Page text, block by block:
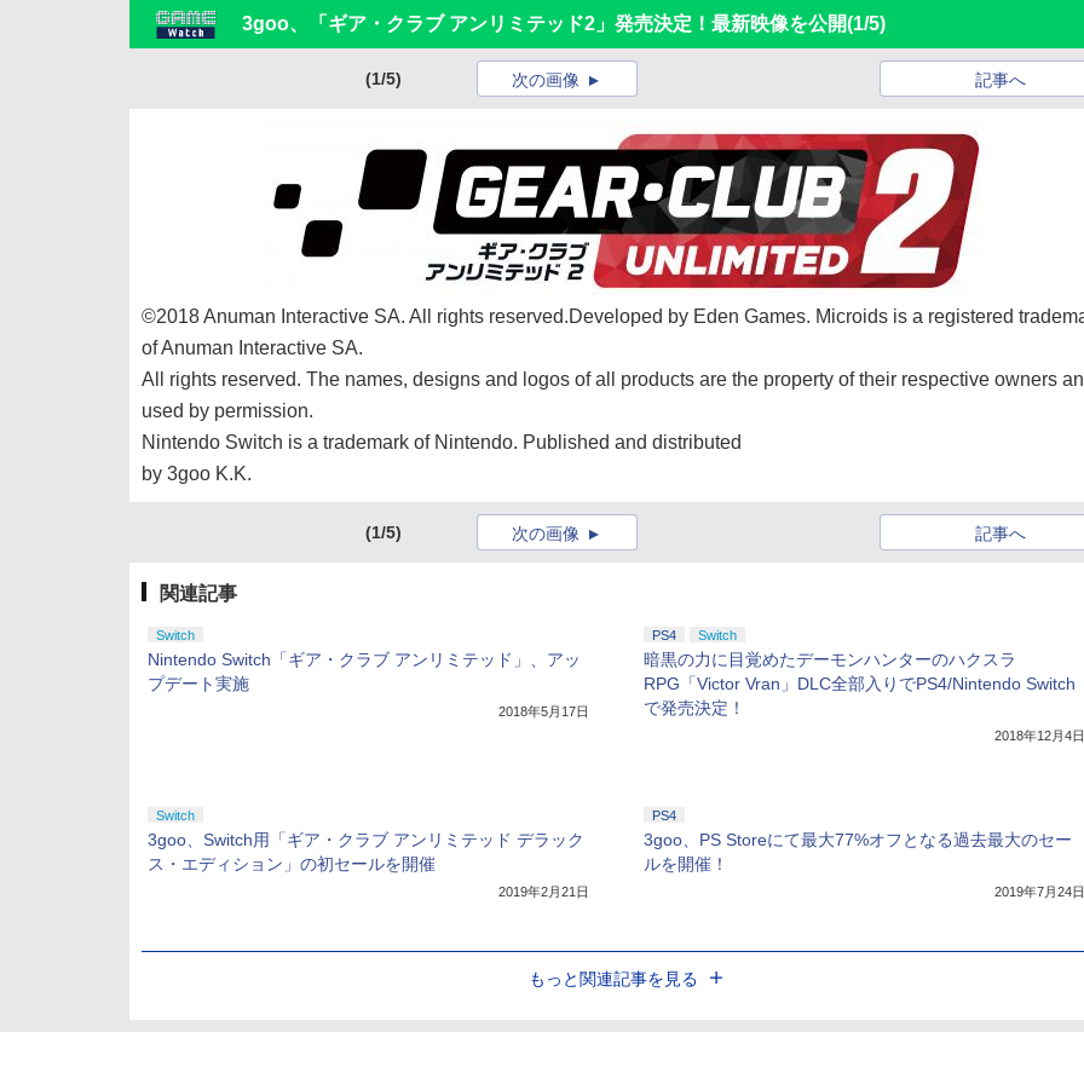
3goo、「ギア・クラブ アンリミテッド2」発売決定！最新映像を公開(1/5)
(1/5) 次の画像 記事へ
©2018 Anuman Interactive SA. All rights reserved.Developed by Eden Games. Microids is a registered
of Anuman Interactive SA.
All rights reserved. The names, designs and logos of all products are the property of their respective owners
used by permission.
Nintendo Switch is a trademark of Nintendo. Published and distributed
by 3goo K.K.
(1/5) 次の画像 記事へ
関連記事
Switch
Nintendo Switch「ギア・クラブ アンリミテッド」、アッ
プデート実施
2018年5月17日
PS4 Switch
暗黒の力に目覚めたデーモンハンターのハクスラ
RPG「Victor Vran」DLC全部入りでPS4/Nintendo Switch
で発売決定！
2018年12月4日
Switch
3goo、Switch用「ギア・クラブ アンリミテッド デラック
ス・エディション」の初セールを開催
2019年2月21日
PS4
3goo、PS Storeにて最大77%オフとなる過去最大のセー
ルを開催！
2019年7月24日
もっと関連記事を見る